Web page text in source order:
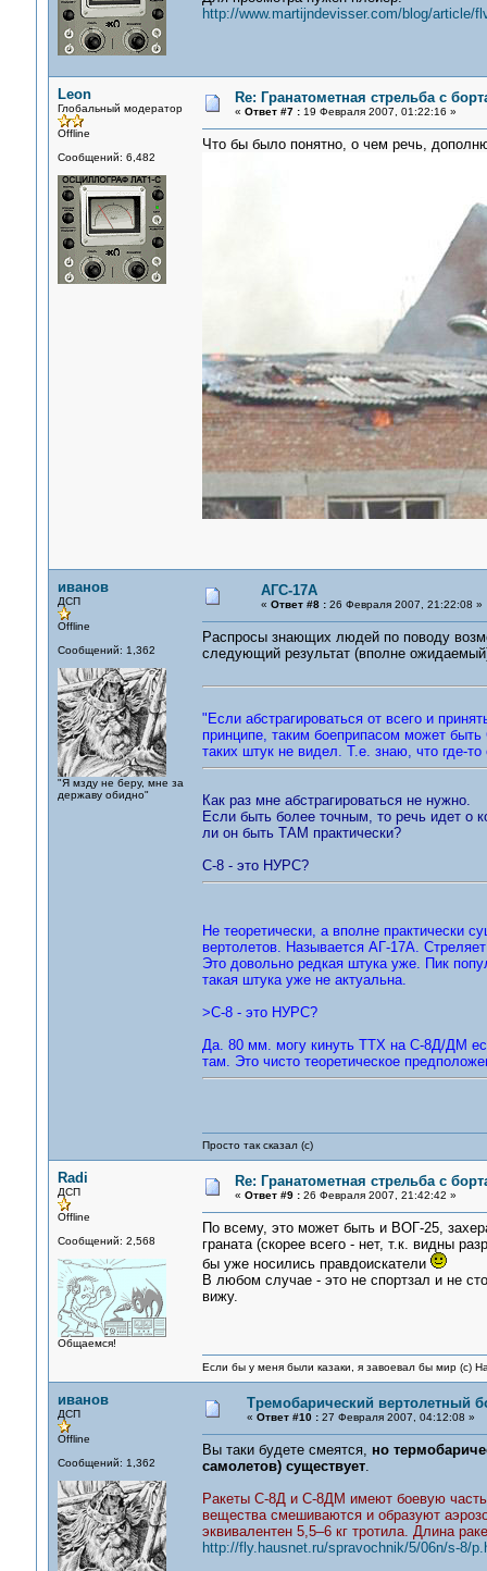
http://www.martijndevisser.com/blog/article/
Leon
Глобальный модератор
Offline
Сообщений: 6,482
Re: Гранатометная стрельба с
« Ответ #7 :19 Февраля 2007, 01:22:16 »
Что бы было понятно, о чем речь,
иванов
ДСП
Offline
Сообщений: 1,362
"Я мзду не беру, мне за
державу обидно"
АГС-17А
« Ответ #8 :26 Февраля 2007, 21:22:08 »
Распросы знающих людей по поводу
следующий результат (вполне
"Если абстрагироваться от всего и
принципе, таким боеприпасом может
таких штук не видел. Т.е. знаю, что где-
Как раз мне абстрагироваться не нужно.
Если быть более точным, то речь идет о
ли он быть ТАМ практически?
С-8 - это НУРС?
Не теоретически, а вполне практически
вертолетов. Называется АГ-17А.
Это довольно редкая штука уже. Пик
такая штука уже не актуальна.
>С-8 - это НУРС?
Да. 80 мм. могу кинуть ТТХ на С-8Д/ДМ
там. Это чисто теоретическое
Просто так сказал (с)
Radi
ДСП
Offline
Сообщений: 2,568
Общаемся!
Re: Гранатометная стрельба с
« Ответ #9 :26 Февраля 2007, 21:42:42 »
По всему, это может быть и ВОГ-25,
граната (скорее всего - нет, т.к. видны
бы уже носились правдоискатели
В любом случае - это не спортзал и не
вижу.
Если бы у меня были казаки, я завоевал бы мир (с)
иванов
ДСП
Offline
Сообщений: 1,362
Тремобарический вертолетный
« Ответ #10 :27 Февраля 2007, 04:12:08 »
Вы таки будете смеятся, но
самолетов) существует.
Ракеты С-8Д и С-8ДМ имеют боевую
вещества смешиваются и образуют
эквивалентен 5,5–6 кг тротила. Длина
http://fly.hausnet.ru/spravochnik/5/06n/s-8/